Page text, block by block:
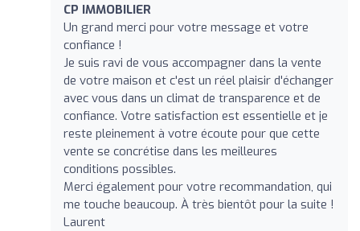
CP IMMOBILIER
Un grand merci pour votre message et votre
confiance !
Je suis ravi de vous accompagner dans la vente
de votre maison et c'est un réel plaisir d'échanger
avec vous dans un climat de transparence et de
confiance. Votre satisfaction est essentielle et je
reste pleinement à votre écoute pour que cette
vente se concrétise dans les meilleures
conditions possibles.
Merci également pour votre recommandation, qui
me touche beaucoup. À très bientôt pour la suite !
Laurent